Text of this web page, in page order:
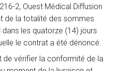
2, Ouest Médical Diffusion
de la totalité des sommes
les quatorze (14) jours
le contrat a été dénoncé.
de vérifier la conformité de la